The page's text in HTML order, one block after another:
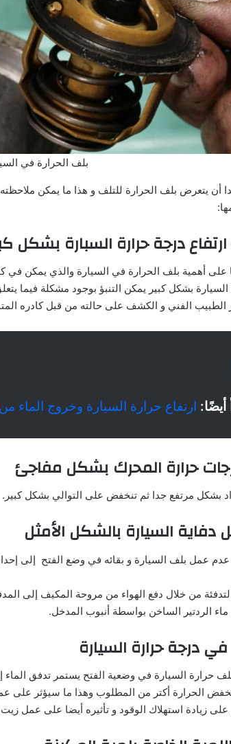
بلف الحرارة في
أن يتعرض بلف الحرارة للتلف و هذا ما يمكن
درجة حرارة السبارة بشكل
على أهمية بلف الحرارة في السيارة والذي يمكن في
السيارة بشكل كبير يمكن التنبؤ بوجود مشكلة فيما
الطبيب الفني و الكشف على حالته من قبل كادره
أيضًا: ارتفاع حرارة السيارة وخروج الماء من
حرارة المحرك بشكل مفاجئ
بشكل مرتفع جدا ثم تنخفض على التوالي بشكل كبير.
السيارة بالشكل الأمثل
عمل بلف السيارة و بقائه في وضع الفتح إلى
من خلال دفع الهواء من مروحة المكيف إلى
الردتير الساخن بواسطة أنبوب المدخل.
درجة حرارة السيارة
حرارة السيارة في وضعية الفتح يستمر تدفق الماء
الحرارة أكتر من المطلوب وهذا ما سيؤثر على
على زيادة استهلاك الوقود و تأثيره أيضا على عمل